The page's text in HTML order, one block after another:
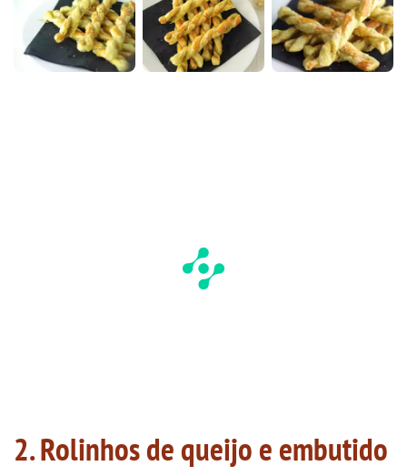
2. Rolinhos de queijo e embutido